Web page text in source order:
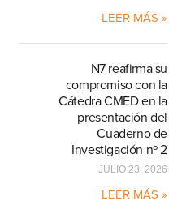
LEER MÁS »
N7 reafirma su
compromiso con la
Cátedra CMED en la
presentación del
Cuaderno de
Investigación nº 2
JULIO 23, 2026
LEER MÁS »